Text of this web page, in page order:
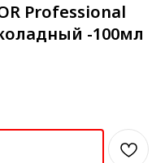
Professional
-100мл